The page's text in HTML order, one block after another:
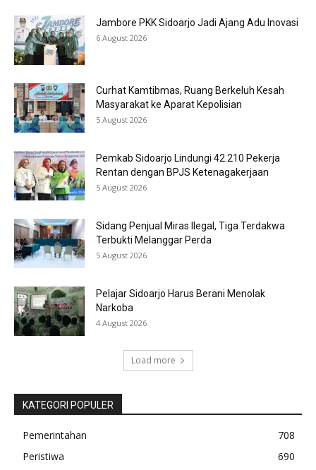
Jambore PKK Sidoarjo Jadi Ajang Adu Inovasi
6 August 2026
Curhat Kamtibmas, Ruang Berkeluh Kesah
Masyarakat ke Aparat Kepolisian
5 August 2026
Pemkab Sidoarjo Lindungi 42.210 Pekerja
Rentan dengan BPJS Ketenagakerjaan
5 August 2026
Sidang Penjual Miras Ilegal, Tiga Terdakwa
Terbukti Melanggar Perda
5 August 2026
Pelajar Sidoarjo Harus Berani Menolak
Narkoba
4 August 2026
Load more
KATEGORI POPULER
Pemerintahan
708
Peristiwa
690